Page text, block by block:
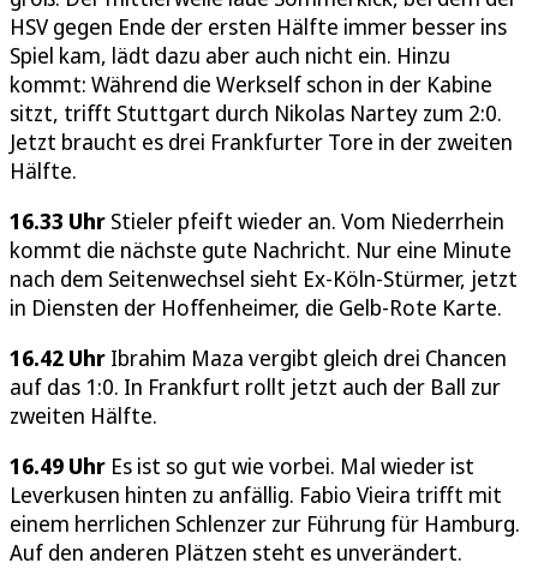
HSV gegen Ende der ersten Hälfte immer besser ins
Spiel kam, lädt dazu aber auch nicht ein. Hinzu
kommt: Während die Werkself schon in der Kabine
sitzt, trifft Stuttgart durch Nikolas Nartey zum 2:0.
Jetzt braucht es drei Frankfurter Tore in der zweiten
Hälfte.
16.33 Uhr Stieler pfeift wieder an. Vom Niederrhein
kommt die nächste gute Nachricht. Nur eine Minute
nach dem Seitenwechsel sieht Ex-Köln-Stürmer, jetzt
in Diensten der Hoffenheimer, die Gelb-Rote Karte.
16.42 Uhr Ibrahim Maza vergibt gleich drei Chancen
auf das 1:0. In Frankfurt rollt jetzt auch der Ball zur
zweiten Hälfte.
16.49 Uhr Es ist so gut wie vorbei. Mal wieder ist
Leverkusen hinten zu anfällig. Fabio Vieira trifft mit
einem herrlichen Schlenzer zur Führung für Hamburg.
Auf den anderen Plätzen steht es unverändert.